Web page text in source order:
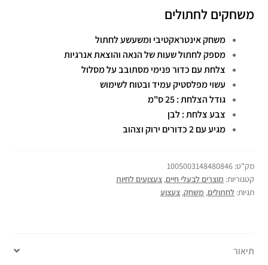
משחקים לחתולים
משחק אינטראקטיבי ומשעשע לחתול
מספק לחתול שעות של הנאה והוצאת אנרגיות
צלחת עם כדור פנימי מסתובב על מסלול
עשוי מפלסטיק עמיד ובטוח לשימוש
גודל הצלחת : 25 ס"מ
צבע צלחת : לבן
מגיע עם 2 כדורים ירוק וצהוב
מק"ט: 1005003148480846
קטגוריות: מוצרים לבעלי חיים, צעצועים לחיות
תגיות: לחתולים, משחק, צעצוע
תיאור